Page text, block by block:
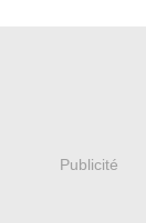
Publicité